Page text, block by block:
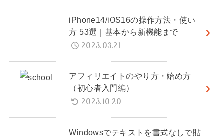
iPhone14/iOS16の操作方法・使い
方 53選｜基本から新機能まで
2023.03.21
アフィリエイトのやり方・始め方
（初心者入門編）
2023.10.20
Windowsでテキストを書式なしで貼